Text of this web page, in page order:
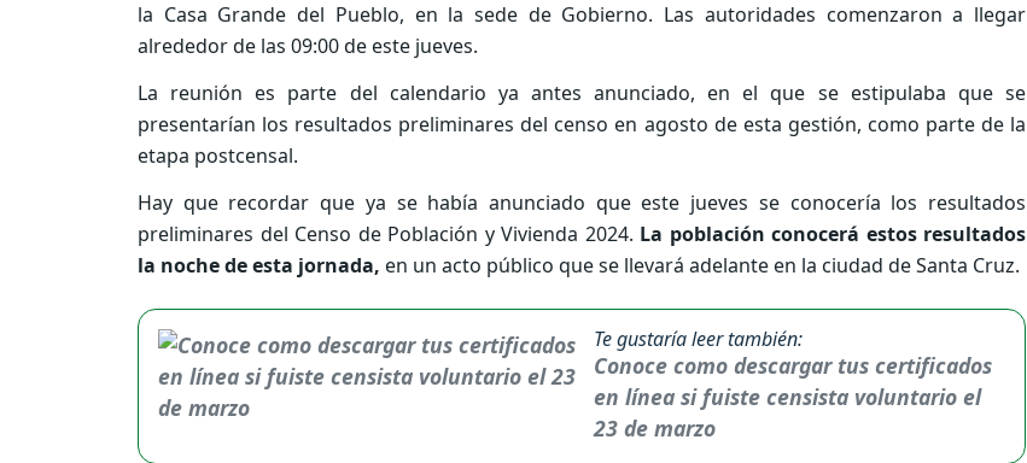
la Casa Grande del Pueblo, en la sede de Gobierno. Las autoridades comenzaron a llegar
alrededor de las 09:00 de este jueves.
La reunión es parte del calendario ya antes anunciado, en el que se estipulaba que se
presentarían los resultados preliminares del censo en agosto de esta gestión, como parte de la
etapa postcensal.
Hay que recordar que ya se había anunciado que este jueves se conocería los resultados
preliminares del Censo de Población y Vivienda 2024. La población conocerá estos resultados
la noche de esta jornada, en un acto público que se llevará adelante en la ciudad de Santa Cruz.
Te gustaría leer también:
Conoce como descargar tus certificados
en línea si fuiste censista voluntario el
23 de marzo